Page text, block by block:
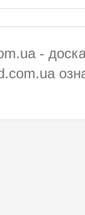
-